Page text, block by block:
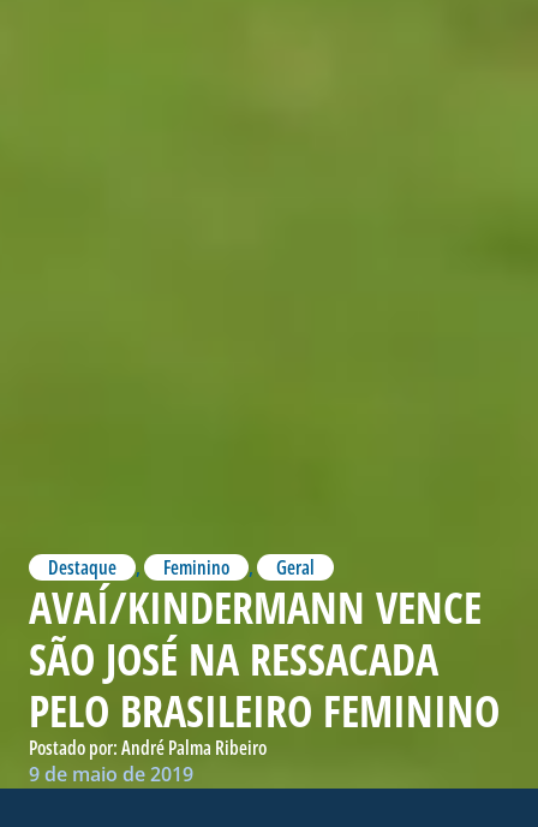
Destaque , Feminino , Geral
AVAÍ/KINDERMANN VENCE
SÃO JOSÉ NA RESSACADA
PELO BRASILEIRO FEMININO
Postado por:André Palma Ribeiro
9 de maio de 2019